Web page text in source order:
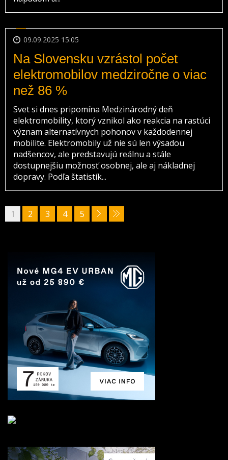
09.09.2025 15:05
Na Slovensku vzrástol počet
elektromobilov medziročne o viac
než 86 %
Svet si dnes pripomína Medzinárodný deň
elektromobility, ktorý vznikol ako reakcia na rastúci
význam alternatívnych pohonov v každodennej
mobilite. Elektromobily už nie sú len výsadou
nadšencov, ale predstavujú reálnu a stále
dostupnejšiu možnosť osobnej, ale aj nákladnej
dopravy. Podľa štatistík...
1 2 3 4 5